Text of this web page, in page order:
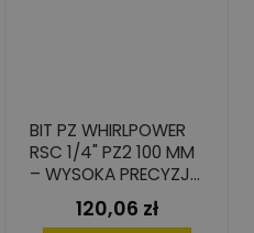
BIT PZ WHIRLPOWER
RSC 1/4" PZ2 100 MM
– WYSOKA PRECYZJA
I TWARDOŚĆ (10
Cena
120,06 zł